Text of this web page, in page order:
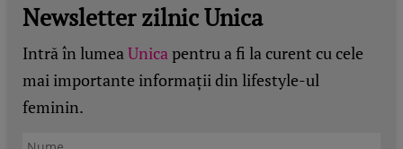
Newsletter zilnic Unica
Intră în lumeaUnicapentru a fi la curent cu cele
mai importante informații din lifestyle-ul
feminin.